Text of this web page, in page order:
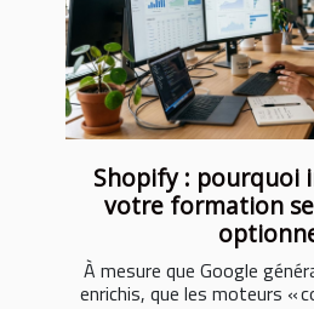
Shopify : pourquoi
votre formation
À mesure que Google
enrichis, que les moteurs «